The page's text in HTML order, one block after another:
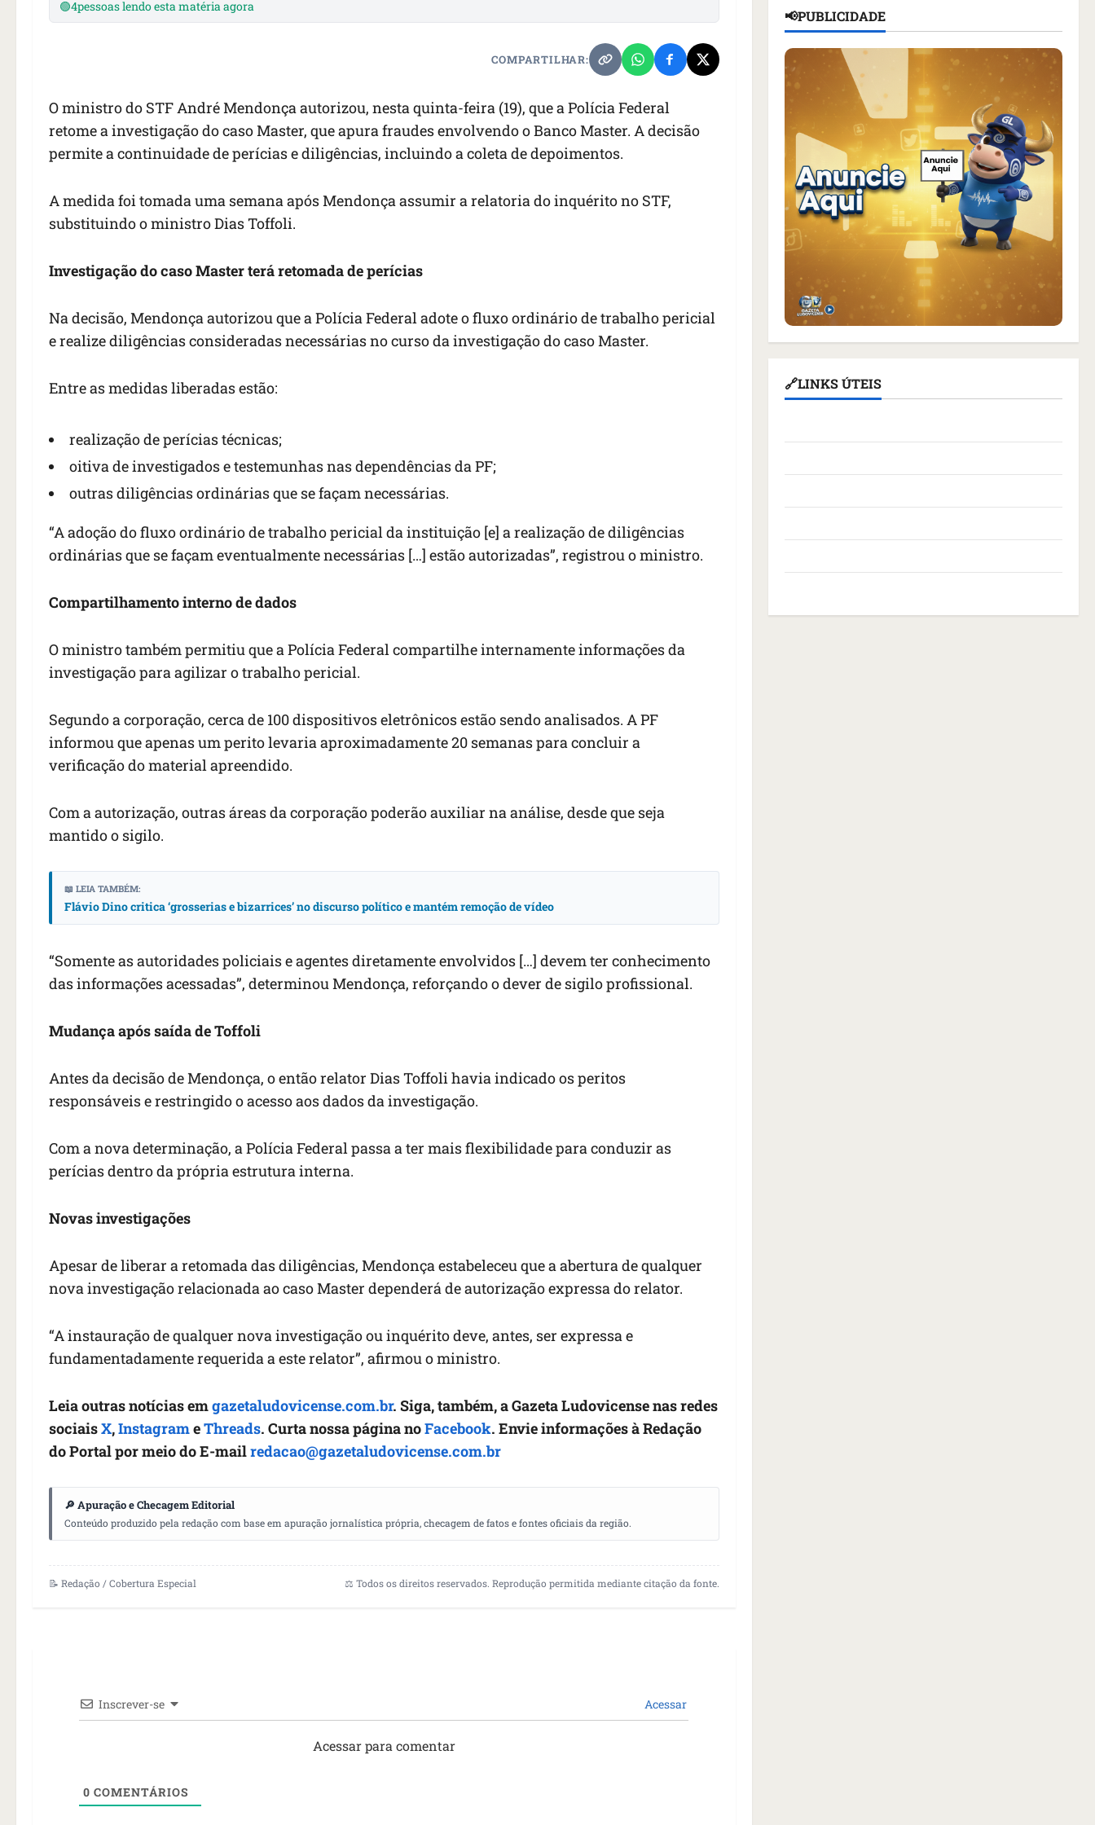
🟢4pessoas lendo esta matéria agora
COMPARTILHAR:
O ministro do STF André Mendonça autorizou, nesta quinta-feira (19), que a Polícia Federal
retome a investigação do caso Master, que apura fraudes envolvendo o Banco Master. A decisão
permite a continuidade de perícias e diligências, incluindo a coleta de depoimentos.
A medida foi tomada uma semana após Mendonça assumir a relatoria do inquérito no STF,
substituindo o ministro Dias Toffoli.
Investigação do caso Master terá retomada de perícias
Na decisão, Mendonça autorizou que a Polícia Federal adote o fluxo ordinário de trabalho pericial
e realize diligências consideradas necessárias no curso da investigação do caso Master.
Entre as medidas liberadas estão:
realização de perícias técnicas;
oitiva de investigados e testemunhas nas dependências da PF;
outras diligências ordinárias que se façam necessárias.
“A adoção do fluxo ordinário de trabalho pericial da instituição [e] a realização de diligências
ordinárias que se façam eventualmente necessárias […] estão autorizadas”, registrou o ministro.
Compartilhamento interno de dados
O ministro também permitiu que a Polícia Federal compartilhe internamente informações da
investigação para agilizar o trabalho pericial.
Segundo a corporação, cerca de 100 dispositivos eletrônicos estão sendo analisados. A PF
informou que apenas um perito levaria aproximadamente 20 semanas para concluir a
verificação do material apreendido.
Com a autorização, outras áreas da corporação poderão auxiliar na análise, desde que seja
mantido o sigilo.
📖 LEIA TAMBÉM:
Flávio Dino critica ‘grosserias e bizarrices’ no discurso político e mantém remoção de vídeo
“Somente as autoridades policiais e agentes diretamente envolvidos […] devem ter conhecimento
das informações acessadas”, determinou Mendonça, reforçando o dever de sigilo profissional.
Mudança após saída de Toffoli
Antes da decisão de Mendonça, o então relator Dias Toffoli havia indicado os peritos
responsáveis e restringido o acesso aos dados da investigação.
Com a nova determinação, a Polícia Federal passa a ter mais flexibilidade para conduzir as
perícias dentro da própria estrutura interna.
Novas investigações
Apesar de liberar a retomada das diligências, Mendonça estabeleceu que a abertura de qualquer
nova investigação relacionada ao caso Master dependerá de autorização expressa do relator.
“A instauração de qualquer nova investigação ou inquérito deve, antes, ser expressa e
fundamentadamente requerida a este relator”, afirmou o ministro.
Leia outras notícias emgazetaludovicense.com.br. Siga, também, a Gazeta Ludovicense nas redes
sociaisX,InstagrameThreads. Curta nossa página noFacebook. Envie informações à Redação
do Portal por meio do E-mailredacao@gazetaludovicense.com.br
🔎 Apuração e Checagem Editorial
Conteúdo produzido pela redação com base em apuração jornalística própria, checagem de fatos e fontes oficiais da região.
📝 Redação / Cobertura Especial ⚖️ Todos os direitos reservados. Reprodução permitida mediante citação da fonte.
Inscrever-se Acessar
Acessar para comentar
0 COMENTÁRIOS
📢PUBLICIDADE
🔗LINKS ÚTEIS